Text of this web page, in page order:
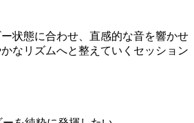
状態に合わせ、直感的な音を響かせ
なリズムへと整えていくセッション